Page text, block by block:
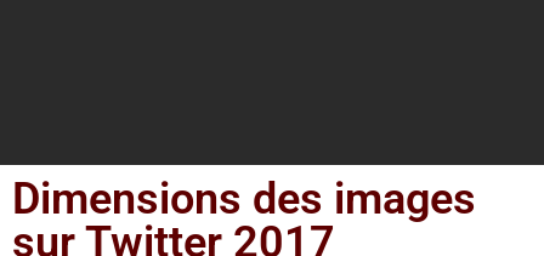
Dimensions des images
sur Twitter 2017